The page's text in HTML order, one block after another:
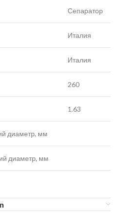
Сепаратор
Италия
Италия
260
1.63
диаметр, мм
диаметр, мм